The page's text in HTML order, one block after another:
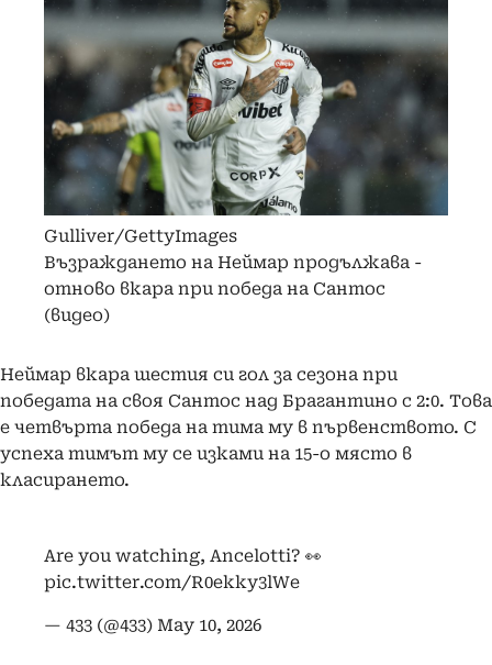
Gulliver/GettyImages
Възраждането на Неймар продължава -
отново вкара при победа на Сантос
(видео)
Неймар вкара шестия си гол за сезона при
победата на своя Сантос над Брагантино с 2:0. Това
е четвърта победа на тима му в първенството. С
успеха тимът му се изками на 15-о място в
класирането.
Are you watching, Ancelotti? 👀
pic.twitter.com/R0ekky3lWe
— 433 (@433) May 10, 2026